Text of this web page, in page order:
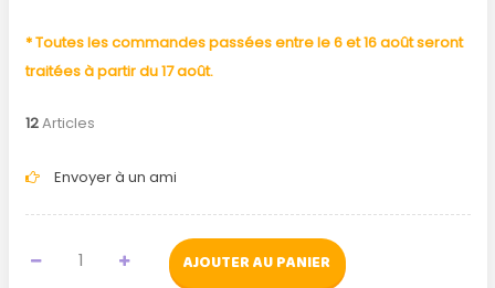
* Toutes les commandes passées entre le 6 et 16 août seront
traitées à partir du 17 août.
12Articles
Envoyer à un ami
AJOUTER AU PANIER